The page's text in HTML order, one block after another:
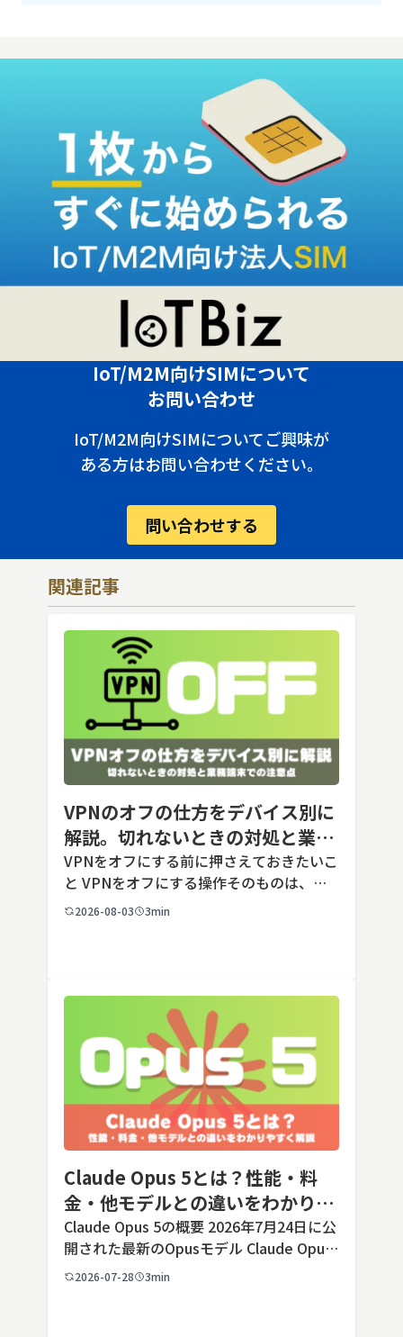
IoT/M2M向けSIMについて
お問い合わせ
IoT/M2M向けSIMについてご興味が
ある方はお問い合わせください。
問い合わせする
関連記事
VPNのオフの仕方をデバイス別に
解説。切れないときの対処と業務
端末での注意点
VPNをオフにする前に押さえておきたいこ
と VPNをオフにする操作そのものは、ど
の端末でも数タップから数クリックで完了
2026-08-03 3min
Claude Opus 5とは？性能・料
金・他モデルとの違いをわかりや
すく解説
Claude Opus 5の概要 2026年7月24日に公
開された最新のOpusモデル Claude Opus
5は、米国のAI企業Anthropic（アンソロピ
2026-07-28 3min